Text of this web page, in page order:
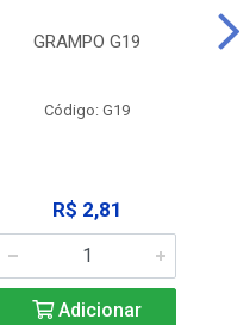
GRAMPO G19
Código: G19
R$ 2,81
Adicionar